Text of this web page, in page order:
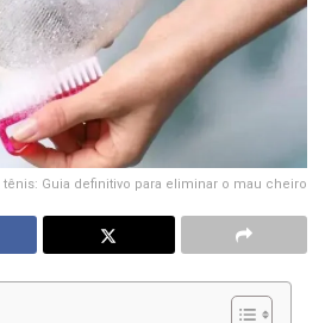
Guia definitivo para eliminar o mau cheiro